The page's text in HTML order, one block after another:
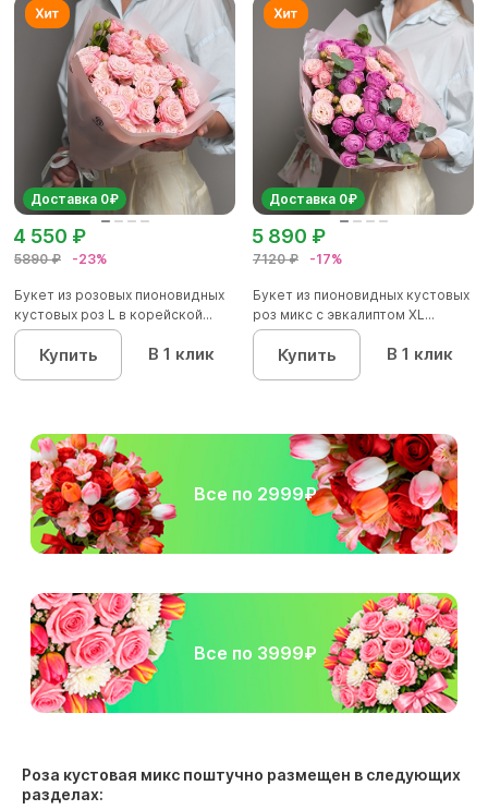
Доставка 0₽
5890 ₽ -23%
4 550 ₽
Букет из розовых пионовидных
кустовых роз L в корейской...
Купить В 1 клик
Доставка 0₽
7120 ₽ -17%
5 890 ₽
Букет из пионовидных кустовых
роз микс с эвкалиптом XL...
Купить В 1 клик
Все по 2999₽
Все по 3999₽
Роза кустовая микс поштучно размещен в следующих
разделах: